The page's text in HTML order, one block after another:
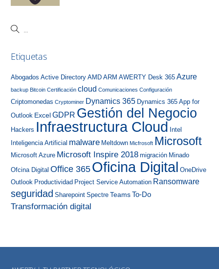
Etiquetas
Abogados Active Directory AMD ARM AWERTY Desk 365 Azure
backup Bitcoin Certificación cloud Comunicaciones Configuración
Criptomonedas Cryptominer Dynamics 365 Dynamics 365 App for
Outlook Excel GDPR Gestión del Negocio
Hackers Infraestructura Cloud
Intel
Inteligencia Artificial malware Meltdown Micfrosoft Microsoft
Microsoft Azure Microsoft Inspire 2018 migración Minado
Ofcina Digital Office 365 Oficina Digital OneDrive
Outlook Productividad Project Service Automation Ransomware
seguridad Sharepoint Spectre Teams To-Do
Transformación digital